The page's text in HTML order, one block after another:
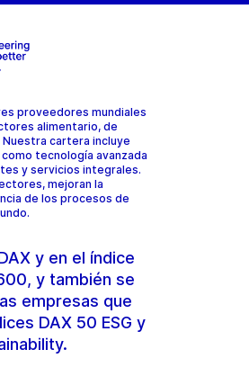
proveedores mundiales
alimentario, de
cartera incluye
tecnología avanzada
y servicios integrales.
mejoran la
de los procesos de
y en el índice
y también se
empresas que
DAX 50 ESG y